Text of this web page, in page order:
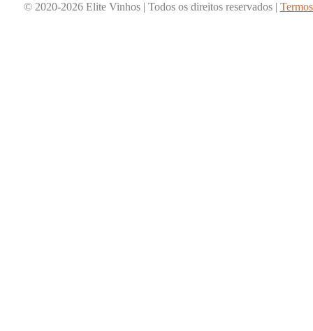
© 2020-2026 Elite Vinhos | Todos os direitos reservados |